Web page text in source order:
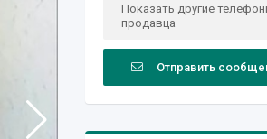
Показать другие
продавца
Отправить